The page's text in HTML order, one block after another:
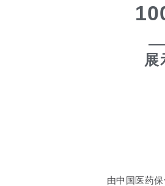
展
由中国医药